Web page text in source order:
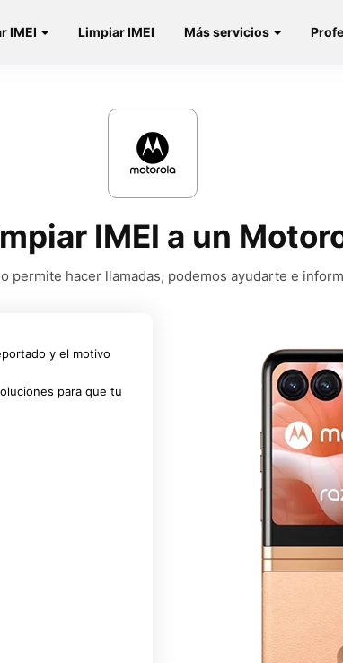
IMEI Limpiar IMEI Más servicios
IMEI a un
permite hacer llamadas, podemos ayudarte e
y el motivo
para que tu